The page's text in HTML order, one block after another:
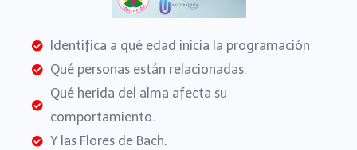
Identifica a qué edad inicia la programación
Qué personas están relacionadas.
Qué herida del alma afecta su
comportamiento.
Y las Flores de Bach.